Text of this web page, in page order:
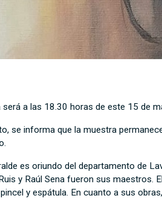
será a las 18.30 horas de este 15 de
se informa que la muestra
es oriundo del departamento de
y Raúl Sena fueron sus maestros.
y espátula. En cuanto a sus